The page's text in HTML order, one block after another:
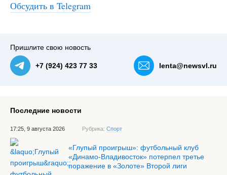
Обсудить в Telegram
#3Фото: Игорь Бессараб — NewsVL.ru
Пришлите свою новость
+7 (924) 423 77 33 lenta@newsvl.ru
Последние новости
17:25, 9 августа 2026 Рубрика: Спорт
«Глупый проигрыш»: футбольный клуб
«Динамо-Владивосток» потерпел третье
поражение в «Золоте» Второй лиги